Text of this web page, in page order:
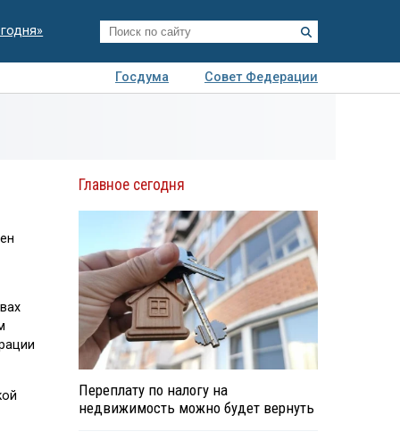
Госдума
Совет Федерации
Главное сегодня
Переплату по налогу на
недвижимость можно будет вернуть